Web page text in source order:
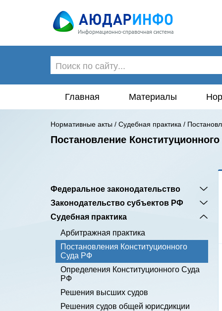
Главная Материалы
Нормативные акты / Судебная практика /
Постановление
Федеральное законодательство
Законодательство субъектов РФ
Судебная практика
Арбитражная практика
Постановления Конституционного
Суда РФ
Определения Конституционного Суда
РФ
Решения высших судов
Решения судов общей юрисдикции